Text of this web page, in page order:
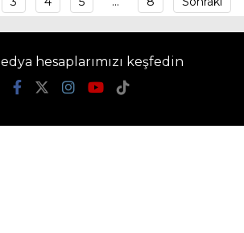
hesaplarımızı keşfedin